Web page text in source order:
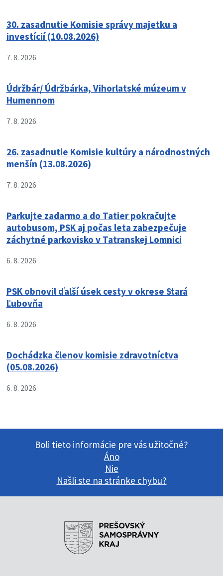
30. zasadnutie Komisie správy majetku a
investícií (10.08.2026)
7. 8. 2026
Údržbár/ Údržbárka, Vihorlatské múzeum v
Humennom
7. 8. 2026
26. zasadnutie Komisie kultúry a národnostných
menšín (13.08.2026)
7. 8. 2026
Parkujte zadarmo a do Tatier pokračujte
autobusom, PSK aj počas leta zabezpečuje
záchytné parkovisko v Tatranskej Lomnici
6. 8. 2026
PSK obnovil ďalší úsek cesty v okrese Stará
Ľubovňa
6. 8. 2026
Dochádzka členov komisie zdravotníctva
(05.08.2026)
6. 8. 2026
Boli tieto informácie pre vás užitočné?
Áno
Nie
Našli ste na stránke chybu?